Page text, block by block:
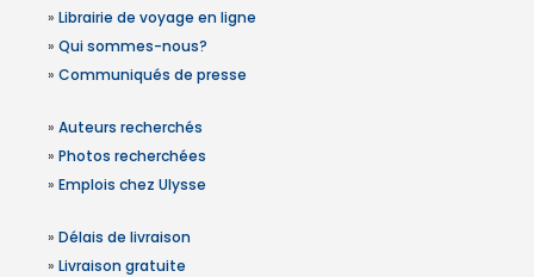
» Librairie de voyage en ligne
» Qui sommes-nous?
» Communiqués de presse
» Auteurs recherchés
» Photos recherchées
» Emplois chez Ulysse
» Délais de livraison
» Livraison gratuite